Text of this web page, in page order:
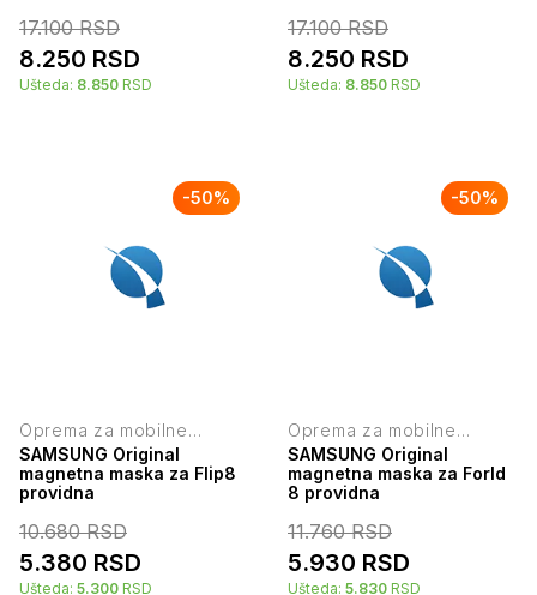
17.100RSD
8.250 RSD
Ušteda: 8.850 RSD
17.100RSD
8.250 RSD
Ušteda: 8.850 RSD
-50%
Oprema za mobilne
telefone
SAMSUNG Original
magnetna maska za Flip8
providna
10.680RSD
5.380 RSD
Ušteda: 5.300 RSD
-50%
Oprema za mobilne
telefone
SAMSUNG Original
magnetna maska za Forld
8 providna
11.760RSD
5.930 RSD
Ušteda: 5.830 RSD